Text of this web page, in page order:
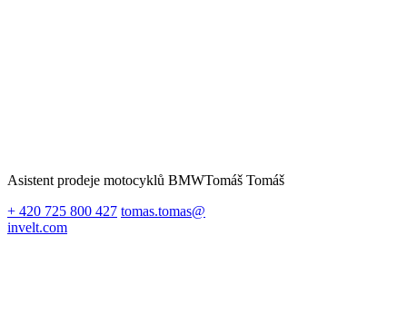
Asistent prodeje motocyklů BMWTomáš Tomáš
+ 420 725 800 427 tomas.tomas@
invelt.com